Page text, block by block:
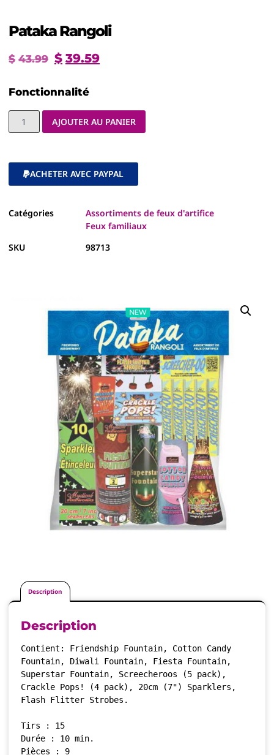
Pataka Rangoli
$ 43.99 $ 39.59
Fonctionnalité
AJOUTER AU PANIER
ACHETER AVEC PAYPAL
Catégories
Assortiments de feux d'artifice
Feux familiaux
SKU
98713
Description
Description
Contient: Friendship Fountain, Cotton Candy
Fountain, Diwali Fountain, Fiesta Fountain,
Superstar Fountain, Screecheroos (5 pack),
Crackle Pops! (4 pack), 20cm (7") Sparklers,
Flash Flitter Strobes.
Tirs : 15
Durée : 10 min.
Pièces : 9